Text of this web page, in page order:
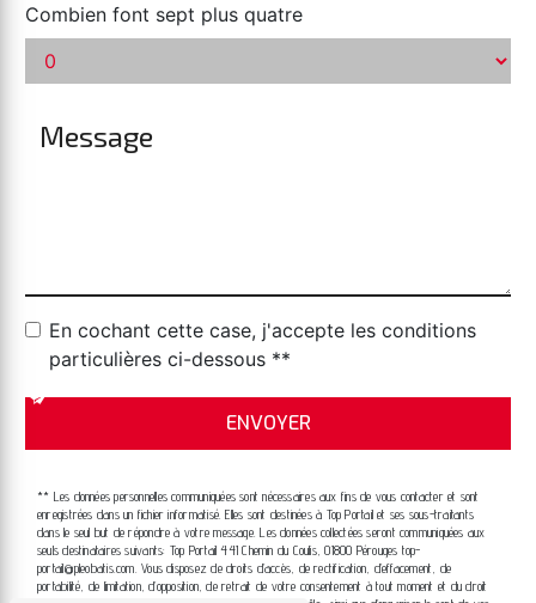
Combien font sept plus quatre
En cochant cette case, j'accepte les conditions
particulières ci-dessous **
ENVOYER
** Les données personnelles communiquées sont nécessaires aux fins de vous contacter et sont
enregistrées dans un fichier informatisé. Elles sont destinées à Top Portail et ses sous-traitants
dans le seul but de répondre à votre message. Les données collectées seront communiquées aux
seuls destinataires suivants: Top Portail 441 Chemin du Coulis, 01800 Pérouges top-
portail@pleobatis.com. Vous disposez de droits d’accès, de rectification, d’effacement, de
portabilité, de limitation, d’opposition, de retrait de votre consentement à tout moment et du droit